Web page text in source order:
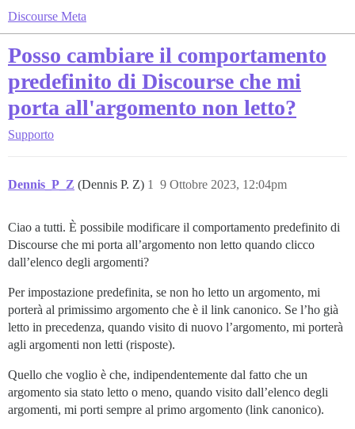
Discourse Meta
Posso cambiare il comportamento
predefinito di Discourse che mi
porta all'argomento non letto?
Supporto
Dennis_P_Z (Dennis P. Z) 9 Ottobre 2023, 12:04pm
1
Ciao a tutti. È possibile modificare il comportamento predefinito di
Discourse che mi porta all’argomento non letto quando clicco
dall’elenco degli argomenti?
Per impostazione predefinita, se non ho letto un argomento, mi
porterà al primissimo argomento che è il link canonico. Se l’ho già
letto in precedenza, quando visito di nuovo l’argomento, mi porterà
agli argomenti non letti (risposte).
Quello che voglio è che, indipendentemente dal fatto che un
argomento sia stato letto o meno, quando visito dall’elenco degli
argomenti, mi porti sempre al primo argomento (link canonico).